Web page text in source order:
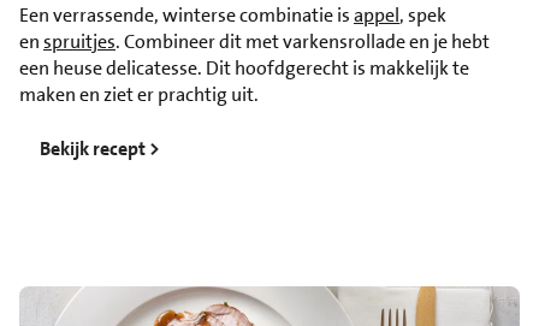
Een verrassende, winterse combinatie isappel, spek
enspruitjes. Combineer dit met varkensrollade en je hebt
een heuse delicatesse. Dit hoofdgerecht is makkelijk te
maken en ziet er prachtig uit.
Bekijk recept >